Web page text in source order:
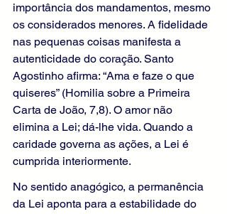
importância dos mandamentos, mesmo
os considerados menores. A fidelidade
nas pequenas coisas manifesta a
autenticidade do coração. Santo
Agostinho afirma: “Ama e faze o que
quiseres” (Homilia sobre a Primeira
Carta de João, 7,8). O amor não
elimina a Lei; dá-lhe vida. Quando a
caridade governa as ações, a Lei é
cumprida interiormente.
No sentido anagógico, a permanência
da Lei aponta para a estabilidade do